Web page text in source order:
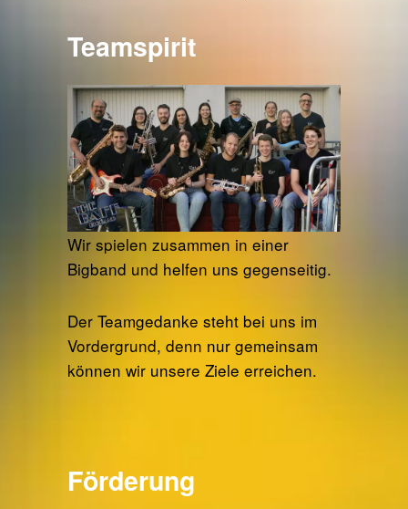
Teamspirit
Wir spielen zusammen in einer
Bigband und helfen uns gegenseitig.
Der Teamgedanke steht bei uns im
Vordergrund, denn nur gemeinsam
können wir unsere Ziele erreichen.
Förderung